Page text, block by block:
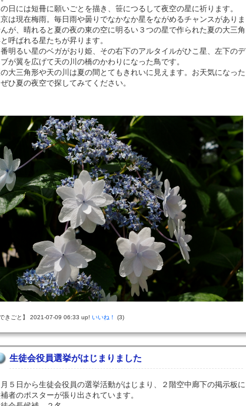
日には短冊に願いごとを描き、笹につるして夜空の星に祈ります。
は現在梅雨。毎日雨や曇りでなかなか星をながめるチャンスがありま
が、晴れると夏の夜の東の空に明るい３つの星で作られた夏の大三角
呼ばれる星たちが昇ります。
番明るい星のベガがおり姫、その右下のアルタイルがひこ星、左下のデ
が翼を広げて天の川の橋のかわりになった鳥です。
大三角形や天の川は夏の間とてもきれいに見えます。お天気になった
ぜひ夏の夜空で探してみてください。
できごと】 2021-07-09 06:33 up! いいね！ (3)
生徒会役員選挙がはじまりました
月５日から生徒会役員の選挙活動がはじまり、２階空中廊下の掲示板に
者のポスターが張り出されています。